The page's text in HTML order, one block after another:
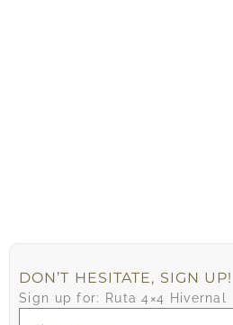
DON’T HESITATE, SIGN UP!
Sign up for: Ruta 4×4 Hivernal